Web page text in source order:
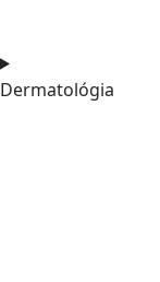
Dermatológia